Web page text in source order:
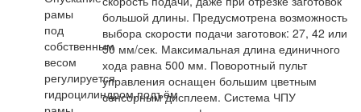
рамы
под
собственным
весом
регулируется
гидроцилиндром,подъём
большой длины. Предусмотрена возможность
выбора скорости подачи заготовок: 27, 42 или
50 мм/сек. Максимальная длина единичного
хода равна 500 мм. Поворотный пульт
управления оснащен большим цветным
сенсорным дисплеем. Система ЧПУ